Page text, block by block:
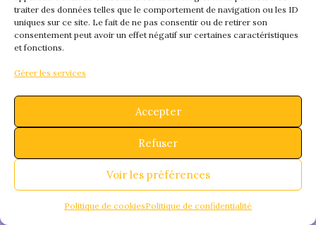
traiter des données telles que le comportement de navigation ou les ID
uniques sur ce site. Le fait de ne pas consentir ou de retirer son
consentement peut avoir un effet négatif sur certaines caractéristiques
et fonctions.
Gérer les services
Accepter
Refuser
Voir les préférences
Politique de cookiesPolitique de confidentialité
bientôt !